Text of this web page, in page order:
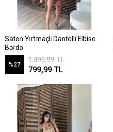
Saten Yırtmaçlı Dantelli Elbise
Bordo
%27
1.099,99 TL
799,99 TL